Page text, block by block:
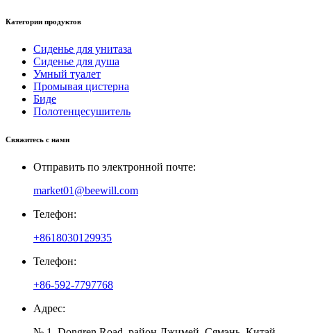
Категории продуктов
Сиденье для унитаза
Сиденье для душа
Умный туалет
Промывая цистерна
Биде
Полотенцесушитель
Свяжитесь с нами
Отправить по электронной почте:
market01@beewill.com
Телефон:
+8618030129935
Телефон:
+86-592-7797768
Адрес: